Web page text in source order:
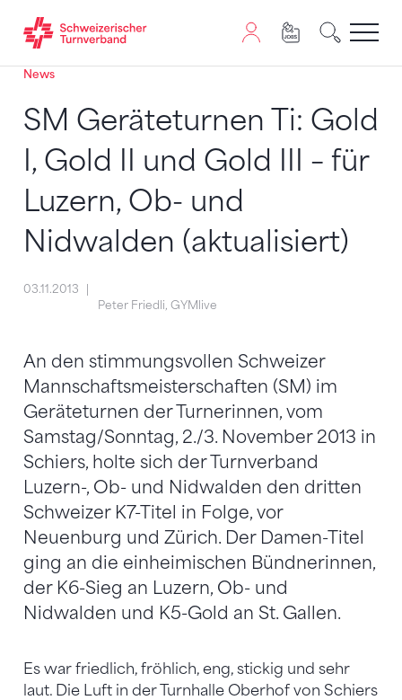
Zum Inhalt springen
Zur Sitemap navigieren
Zum Navigieren dieser Seite wird JavaScript benötigt.
News
SM Geräteturnen Ti: Gold
I, Gold II und Gold III – für
Luzern, Ob- und
Nidwalden (aktualisiert)
03.11.2013
Peter Friedli, GYMlive
An den stimmungsvollen Schweizer
Mannschaftsmeisterschaften (SM) im
Geräteturnen der Turnerinnen, vom
Samstag/Sonntag, 2./3. November 2013 in
Schiers, holte sich der Turnverband
Luzern-, Ob- und Nidwalden den dritten
Schweizer K7-Titel in Folge, vor
Neuenburg und Zürich. Der Damen-Titel
ging an die einheimischen Bündnerinnen,
der K6-Sieg an Luzern, Ob- und
Nidwalden und K5-Gold an St. Gallen.
Es war friedlich, fröhlich, eng, stickig und sehr
laut. Die Luft in der Turnhalle Oberhof von Schiers